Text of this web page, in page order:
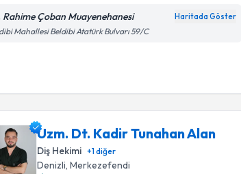
Rahime Çoban Muayenehanesi Haritada Göster
Mahallesi Beldibi Atatürk Bulvarı 59/C
Uzm. Dt. Kadir Tunahan Alan
Diş Hekimi +1diğer
Denizli, Merkezefendi